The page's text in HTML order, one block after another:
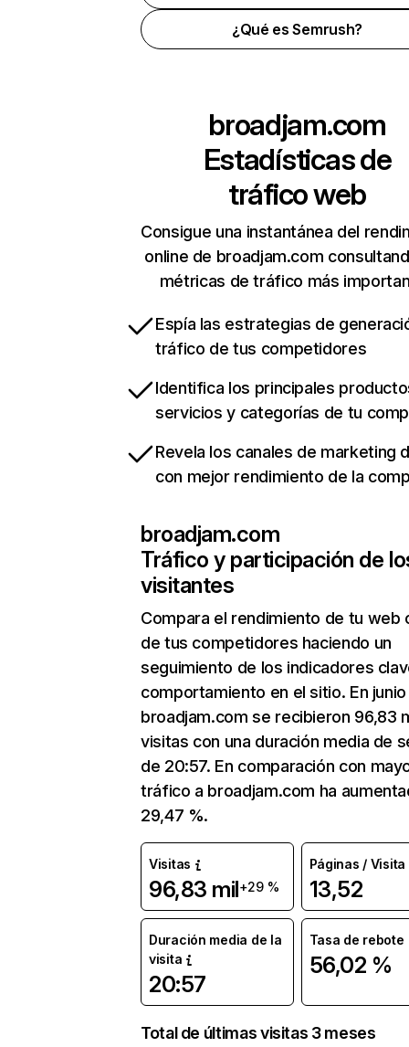
¿Qué es Semrush?
broadjam.com
Estadísticas de
tráfico web
Consigue una instantánea del
online de broadjam.com
métricas de tráfico más
Espía las estrategias de
tráfico de tus competidores
Identifica los principales
servicios y categorías de tu
Revela los canales de marketing
con mejor rendimiento de la
broadjam.com
Tráfico y participación de
visitantes
Compara el rendimiento de tu web
de tus competidores haciendo un
seguimiento de los indicadores
comportamiento en el sitio. En junio
broadjam.com se recibieron 96,83
visitas con una duración media de
de 20:57. En comparación con
tráfico a broadjam.com ha
29,47 %.
Visitas
96,83 mil+29 %
Páginas / Visita
13,52
Duración media de la
visita
20:57
Tasa de rebote
56,02 %
Total de últimas visitas 3 meses